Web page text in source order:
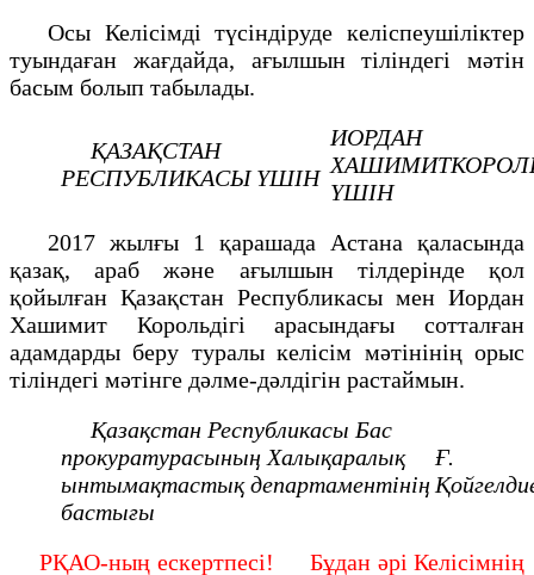
Осы Келісімді түсіндіруде келіспеушіліктер
туындаған жағдайда, ағылшын тіліндегі мәтін
басым болып табылады.
ҚАЗАҚСТАН
РЕСПУБЛИКАСЫ ҮШІН
ИОРДАН
ҮШІН
2017 жылғы 1 қарашада Астана қаласында
қазақ, араб және ағылшын тілдерінде қол
қойылған Қазақстан Республикасы мен Иордан
Хашимит Корольдігі арасындағы сотталған
адамдарды беру туралы келісім мәтінінің орыс
тіліндегі мәтінге дәлме-дәлдігін растаймын.
Қазақстан Республикасы Бас
прокуратурасының Халықаралық
ынтымақтастық департаментінің
бастығы
Ғ.
РҚАО-ның ескертпесі! Бұдан әрі Келісімнің